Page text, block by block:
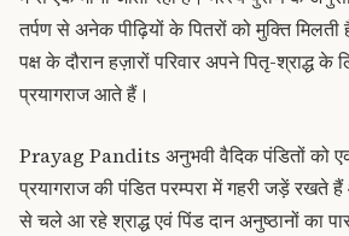
तर्पण से अनेक पीढ़ियों के पितरों को मुक्ति
पक्ष के दौरान हज़ारों परिवार अपने पितृ-श्राद्ध
प्रयागराज आते हैं।
Prayag Pandits अनुभवी वैदिक पंडितों को
प्रयागराज की पंडित परम्परा में गहरी जड़ें रखते
से चले आ रहे श्राद्ध एवं पिंड दान अनुष्ठानों का